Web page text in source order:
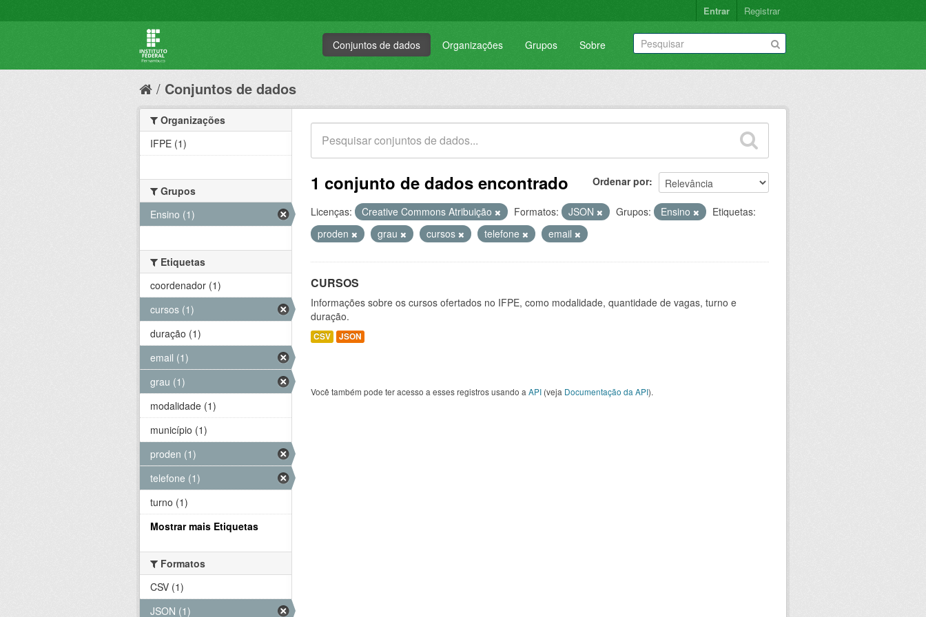
Entrar Registrar
Conjuntos de dados Organizações Grupos Sobre
Conjuntos de dados
Ordenar por
1 conjunto de dados encontrado
Licenças: Creative Commons Atribuição Formatos: JSON Grupos: Ensino
Etiquetas:
proden
grau cursos telefone email
CURSOS
Informações sobre os cursos ofertados no IFPE, como modalidade, quantidade de vagas, turno e
duração.
CSV JSON
Você também pode ter acesso a esses registros usando a API (veja Documentação da API).
Organizações
IFPE (1)
Grupos
Ensino (1)
Etiquetas
coordenador (1)
cursos (1)
duração (1)
email (1)
grau (1)
modalidade (1)
município (1)
proden (1)
telefone (1)
turno (1)
Mostrar mais Etiquetas
Formatos
CSV (1)
JSON (1)